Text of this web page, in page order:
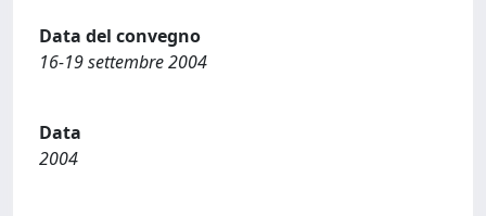
Data del convegno
16-19 settembre 2004
Data
2004